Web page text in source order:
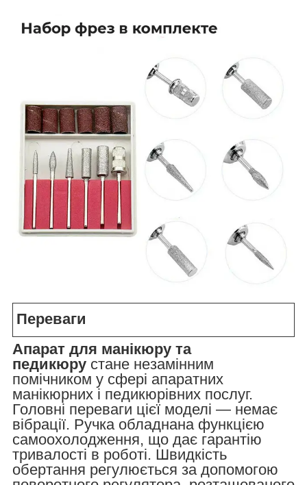
Переваги
Апарат для манікюру та
педикюру стане незамінним
помічником у сфері апаратних
манікюрних і педикюрівних послуг.
Головні переваги цієї моделі — немає
вібрації. Ручка обладнана функцією
самоохолодження, що дає гарантію
тривалості в роботі. Швидкість
обертання регулюється за допомогою